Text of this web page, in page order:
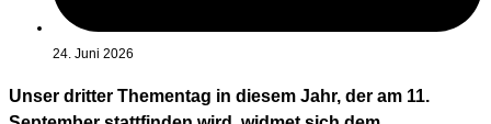
24. Juni 2026
Unser dritter Thementag in diesem Jahr, der am 11.